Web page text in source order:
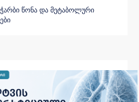
ჭარბი წონა და მეტაბოლური